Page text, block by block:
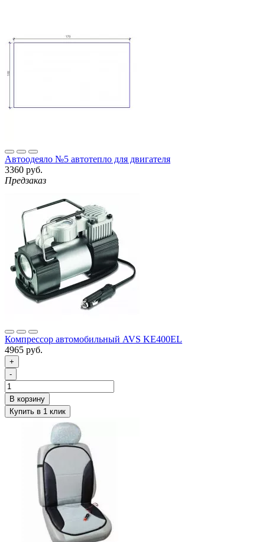
Автоодеяло №5 автотепло для двигателя
3360 руб.
Предзаказ
Компрессор автомобильный AVS KE400EL
4965 руб.
+
-